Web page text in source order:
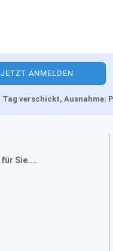
verschickt, Ausnahme:
Sie....